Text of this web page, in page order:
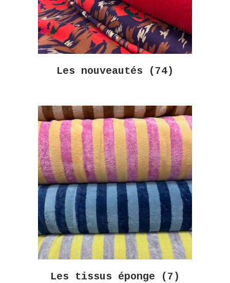
Les nouveautés (74)
Les tissus éponge (7)